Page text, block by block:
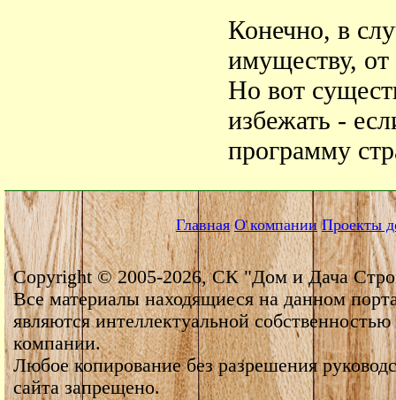
Конечно, в
имуществу, от
Но вот
избежать -
программу
Главная О компании Проекты
Copyright © 2005-2026, СК "Дом и Дача
Все материалы находящиеся на данном
являются интеллектуальной собственностью
компании.
Любое копирование без разрешения
сайта запрещено.